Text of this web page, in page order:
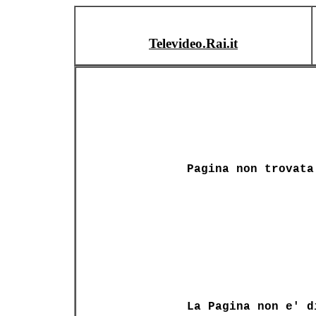
Televideo.Rai.it
Pagina non trovata
La Pagina non e'